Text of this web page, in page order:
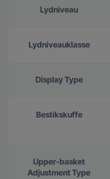
Lydniveau
Lydniveauklasse
Display Type
Bestikskuffe
Upper-basket
Adjustment Type